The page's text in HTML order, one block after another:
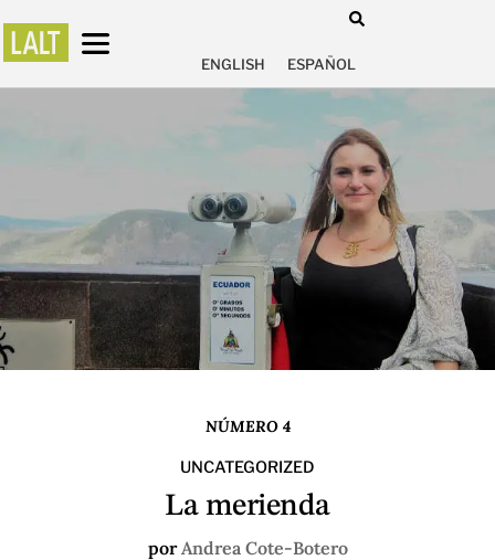
ENGLISH ESPAÑOL
NÚMERO 4
UNCATEGORIZED
La merienda
por Andrea Cote-Botero